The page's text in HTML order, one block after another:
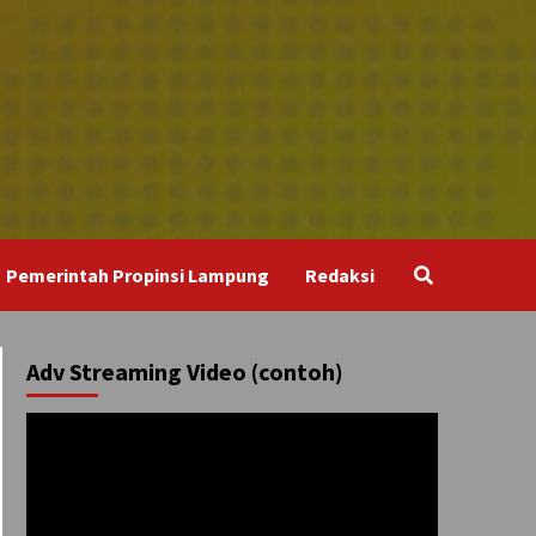
Pemerintah Propinsi Lampung Redaksi
Adv Streaming Video (contoh)